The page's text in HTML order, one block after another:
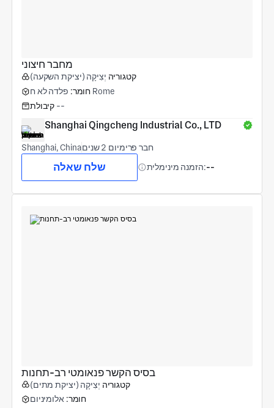
מחבר חיצוני
קטגוריה יְצִיקָה (יציקת השקעה)
חומר: פלדה לא ח Rome
קיבולת --
Shanghai Qingcheng Industrial Co., LTD
Shanghai, China חבר פרימיום 2 שנים
שלח שאלה הזמנה מינימלית:--
בסיס הקשר פנאומטי רב-תחנות
קטגוריה יְצִיקָה (יציקת מתים)
חומר: אלומיניום